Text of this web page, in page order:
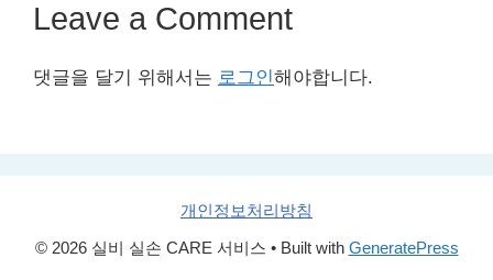
Leave a Comment
댓글을 달기 위해서는 로그인해야합니다.
개인정보처리방침
© 2026 실비 실손 CARE 서비스 • Built with GeneratePress